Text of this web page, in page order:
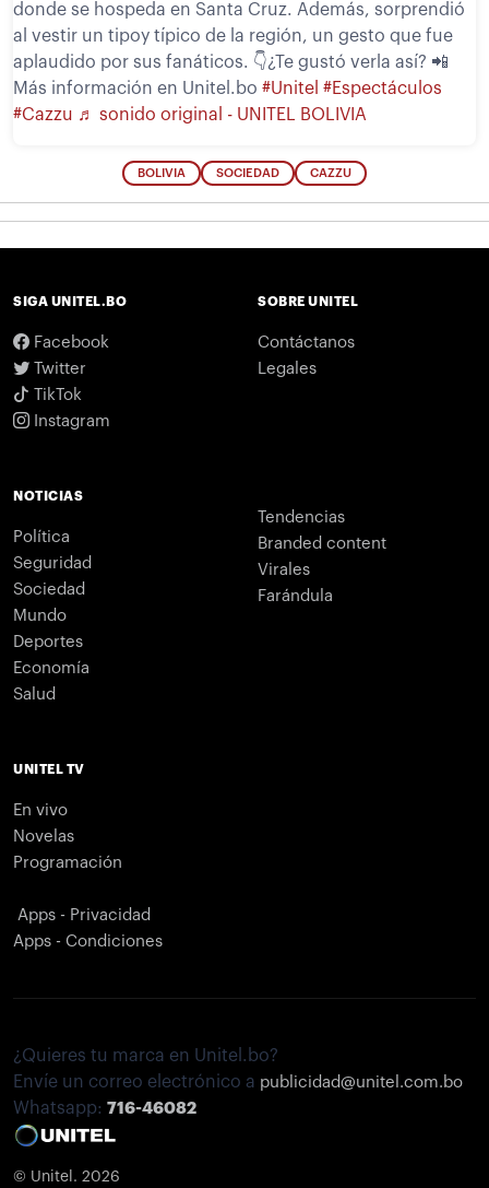
donde se hospeda en Santa Cruz. Además, sorprendió
al vestir un tipoy típico de la región, un gesto que fue
aplaudido por sus fanáticos. 👇¿Te gustó verla así? 📲
Más información en Unitel.bo #Unitel #Espectáculos
#Cazzu ♬ sonido original - UNITEL BOLIVIA
BOLIVIA SOCIEDAD CAZZU
SIGA UNITEL.BO
Facebook
Twitter
TikTok
Instagram
SOBRE UNITEL
Contáctanos
Legales
NOTICIAS
Política
Seguridad
Sociedad
Mundo
Deportes
Economía
Salud
Tendencias
Branded content
Virales
Farándula
UNITEL TV
En vivo
Novelas
Programación
Apps - Privacidad
Apps - Condiciones
¿Quieres tu marca en Unitel.bo?
Envíe un correo electrónico a publicidad@unitel.com.bo
Whatsapp: 716-46082
© Unitel. 2026